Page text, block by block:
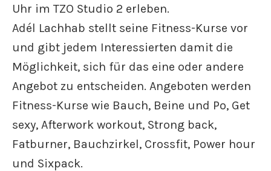
Uhr im TZO Studio 2 erleben.
Adél Lachhab stellt seine Fitness-Kurse vor
und gibt jedem Interessierten damit die
Möglichkeit, sich für das eine oder andere
Angebot zu entscheiden. Angeboten werden
Fitness-Kurse wie Bauch, Beine und Po, Get
sexy, Afterwork workout, Strong back,
Fatburner, Bauchzirkel, Crossfit, Power hour
und Sixpack.